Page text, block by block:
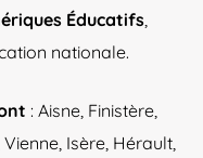
Éducatifs,
nationale.
: Aisne, Finistère,
Isère, Hérault,